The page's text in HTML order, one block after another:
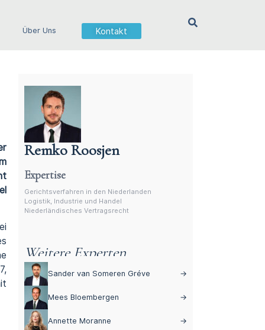
Über Uns Kontakt
Remko Roosjen
Anwalt für niederländisches Vertragsrecht
Expertise
Gerichtsverfahren in den Niederlanden
Logistik, Industrie und Handel
Niederländisches Vertragsrecht
Weitere Experten
Sander van Someren Gréve →
Mees Bloembergen →
Annette Moranne →